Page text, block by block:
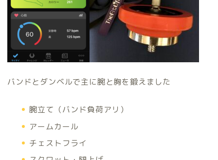
バンドとダンベルで主に腕と胸を鍛えました
腕立て（バンド負荷アリ）
アームカール
チェストフライ